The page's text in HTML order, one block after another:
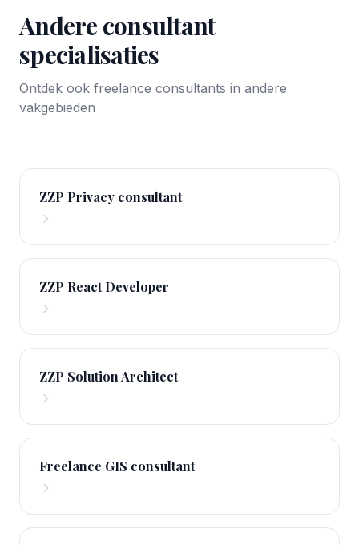
Andere consultant
specialisaties
Ontdek ook freelance consultants in andere
vakgebieden
ZZP Privacy consultant
ZZP React Developer
ZZP Solution Architect
Freelance GIS consultant